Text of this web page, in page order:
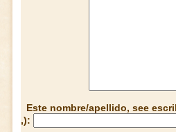
Este nombre/apellido, see
,):